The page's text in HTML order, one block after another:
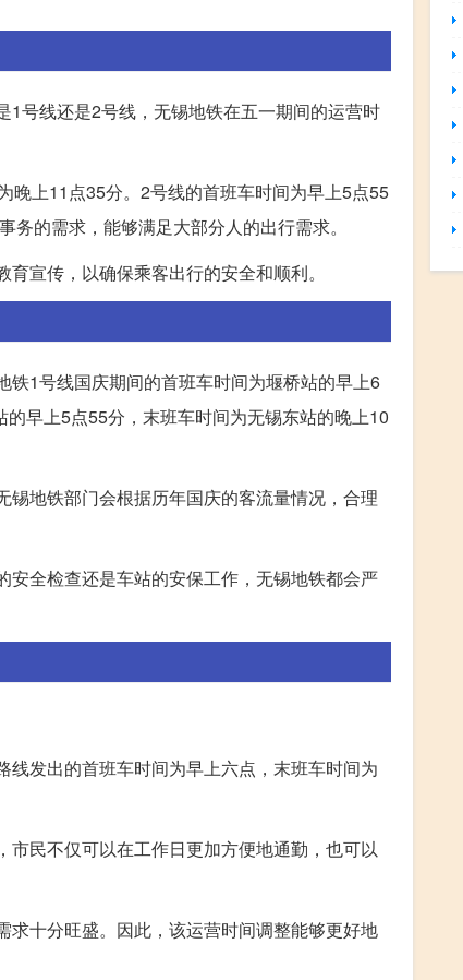
号线还是2号线，无锡地铁在五一期间的运营时
晚上11点35分。2号线的首班车时间为早上5点55
的需求，能够满足大部分人的出行需求。
宣传，以确保乘客出行的安全和顺利。
1号线国庆期间的首班车时间为堰桥站的早上6
早上5点55分，末班车时间为无锡东站的晚上10
地铁部门会根据历年国庆的客流量情况，合理
全检查还是车站的安保工作，无锡地铁都会严
线发出的首班车时间为早上六点，末班车时间为
民不仅可以在工作日更加方便地通勤，也可以
十分旺盛。因此，该运营时间调整能够更好地